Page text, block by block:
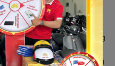
của xe tay ga Victoria
trường luôn biến động, đa dạng
mỗi năm với những thiết kế
những tính năng nổi bật. Trong